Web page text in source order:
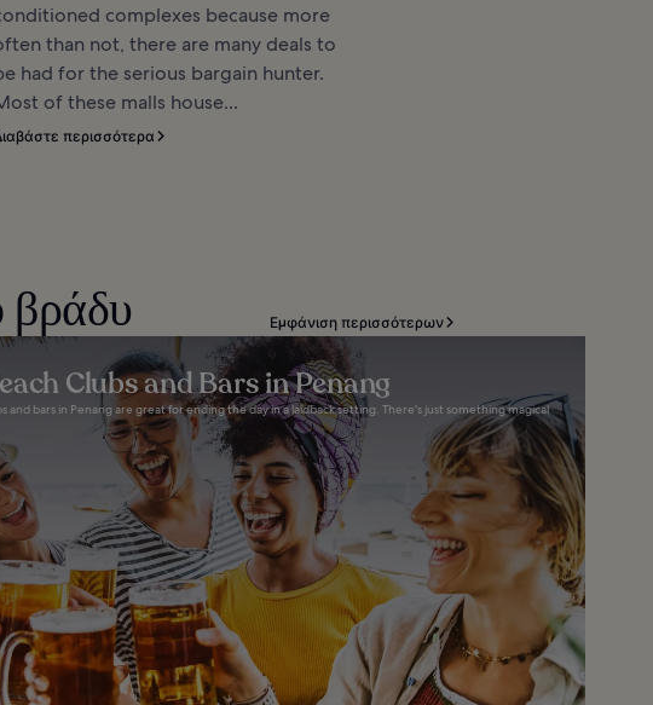
complexes because more
than not, there are many deals to
had for the serious bargain hunter.
of these malls house...
περισσότερα
βράδυ Εμφάνιση περισσότερων
Clubs and Bars in Penang
and bars in Penang are great for ending the day in a laidback setting. There's just something magical